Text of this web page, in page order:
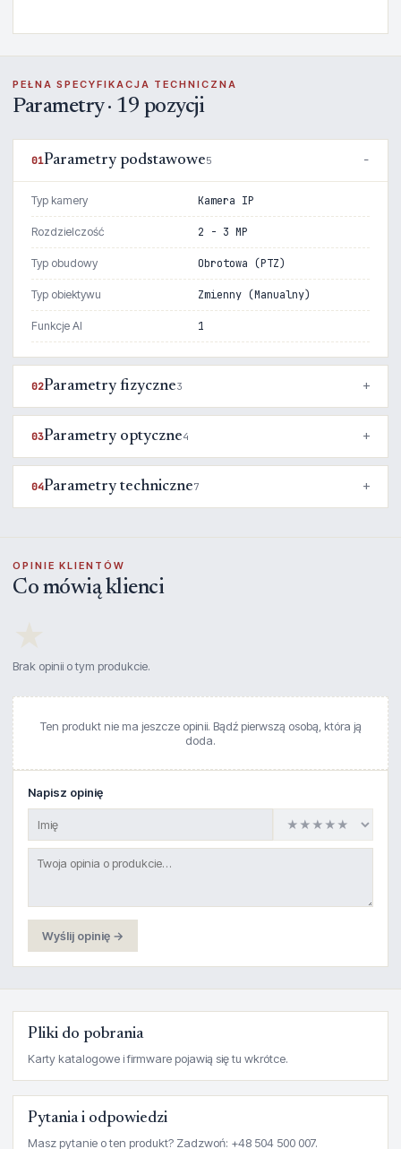
PEŁNA SPECYFIKACJA TECHNICZNA
Parametry · 19 pozycji
01Parametry podstawowe5
Typ kamery Kamera IP
Rozdzielczość 2 - 3 MP
Typ obudowy Obrotowa (PTZ)
Typ obiektywu Zmienny (Manualny)
Funkcje AI 1
02Parametry fizyczne3
03Parametry optyczne4
04Parametry techniczne7
OPINIE KLIENTÓW
Co mówią klienci
Brak opinii o tym produkcie.
Ten produkt nie ma jeszcze opinii. Bądź pierwszą osobą, która ją
doda.
Napisz opinię
Wyślij opinię →
Pliki do pobrania
Karty katalogowe i firmware pojawią się tu wkrótce.
Pytania i odpowiedzi
Masz pytanie o ten produkt? Zadzwoń: +48 504 500 007.